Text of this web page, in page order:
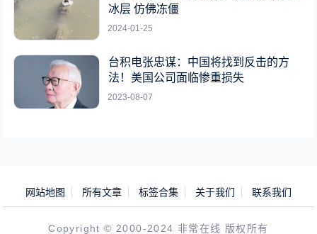
冰层 仿佛冻僵
2024-01-25
台积电张忠谋：中国将找到反击的方
法！美国公司面临惨重损失
2023-08-07
网站地图 所有文章 标签合集 关于我们 联系我们
Copyright © 2000-2024 非常在线 版权所有